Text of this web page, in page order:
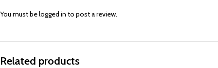
You must belogged in to post a review.
Related products